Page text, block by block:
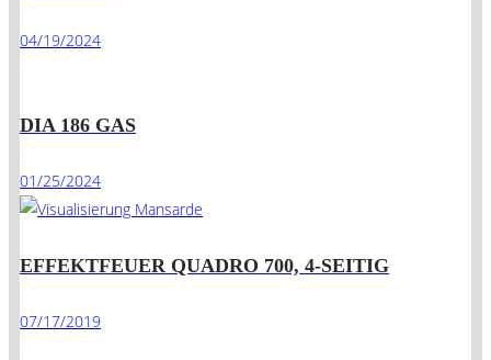
04/19/2024
DIA 186 GAS
01/25/2024
EFFEKTFEUER QUADRO 700, 4-SEITIG
07/17/2019